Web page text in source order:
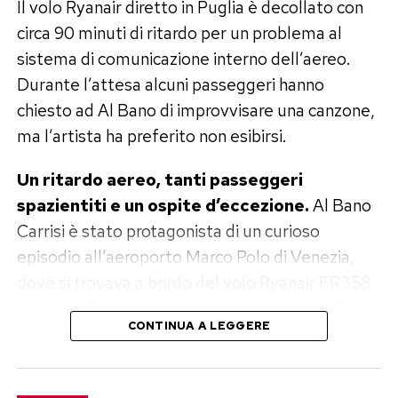
emiliano come «un vero poeta», capace di
trasformare ogni incontro in un racconto.
Antonello Venditti ha invece scritto: «Hai
lasciato questo mondo infame. Ci mancherai»,
citando uno dei versi più celebri dell’amico.
Fiorella Mannoia ha affidato il suo addio a una
sola frase, tanto essenziale quanto dolorosa:
«Oggi siamo tutti un po’ più soli. Ciao Cirano».
Il ricordo di Cristiano De André,
Finardi e Zucchero
Tra gli omaggi più intensi c’è quello di Cristiano
De André, che ha accostato Guccini al padre
Il volo Ryanair diretto in Puglia è decollato con
circa 90 minuti di ritardo per un problema al
sistema di comunicazione interno dell’aereo.
Durante l’attesa alcuni passeggeri hanno
chiesto ad Al Bano di improvvisare una canzone,
ma l’artista ha preferito non esibirsi.
Un ritardo aereo, tanti passeggeri
spazientiti e un ospite d’eccezione.Al Bano
Carrisi è stato protagonista di un curioso
episodio all’aeroporto Marco Polo di Venezia,
diretto a Brindisi. Il decollo, previsto per le 10 del
mattino del 2 agosto, è slittato di circa un’ora e
CONTINUA A LEGGERE